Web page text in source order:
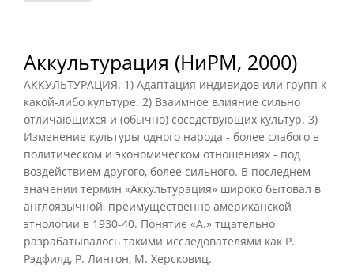
Аккультурация (НиРМ, 2000)
АККУЛЬТУРАЦИЯ. 1) Адаптация индивидов или групп к
какой-либо культуре. 2) Взаимное влияние сильно
отличающихся и (обычно) соседствующих культур. 3)
Изменение культуры одного народа - более слабого в
политическом и экономическом отношениях - под
воздействием другого, более сильного. В последнем
значении термин «Аккультурация» широко бытовал в
англоязычной, преимущественно американской
этнологии в 1930-40. Понятие «А.» тщательно
разрабатывалось такими исследователями как Р.
Рэдфилд, Р. Линтон, М. Херсковиц.